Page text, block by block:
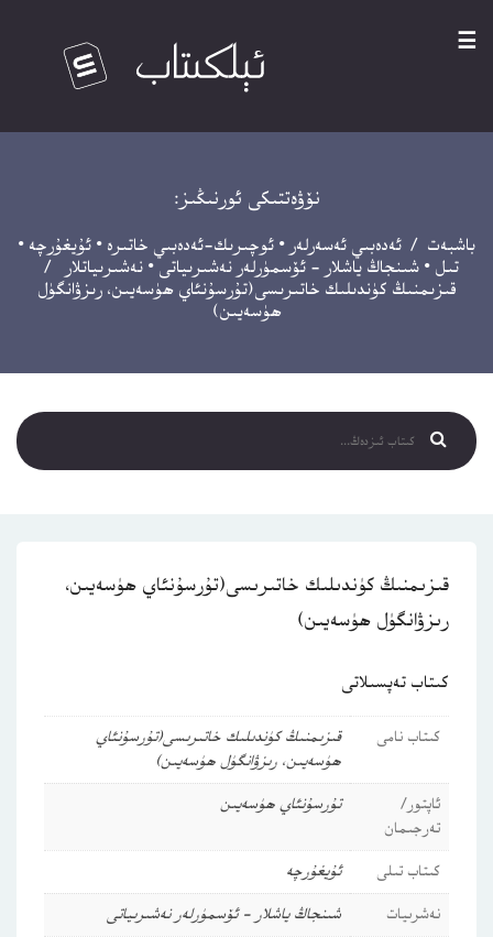
☰
نۆۋەتتىكى ئورنىڭىز:
باشبەت / ئەدەبىي ئەسەرلەر • ئوچىرىك-ئەدەبىي خاتىرە • ئۇيغۇرچە •
تىل •شىنجاڭ ياشلار - ئۆسمۈرلەر نەشىرىياتى •نەشىرىياتلار
/
قىزىمنىڭ كۈندىلىك خاتىرىسى(تۇرسۇنئاي ھۈسەيىن، رىزۋانگۈل
ھۈسەيىن)
قىزىمنىڭ كۈندىلىك خاتىرىسى(تۇرسۇنئاي ھۈسەيىن،
رىزۋانگۈل ھۈسەيىن)
كىتاب تەپسىلاتى
كىتاب نامى
قىزىمنىڭ كۈندىلىك خاتىرىسى(تۇرسۇنئاي
ھۈسەيىن، رىزۋانگۈل ھۈسەيىن)
ئاپتور/
تەرجىمان
تۇرسۇنئاي ھۈسەيىن
كىتاب تىلى
ئۇيغۇرچە
نەشرىيات
شىنجاڭ ياشلار - ئۆسمۈرلەر نەشىرىياتى